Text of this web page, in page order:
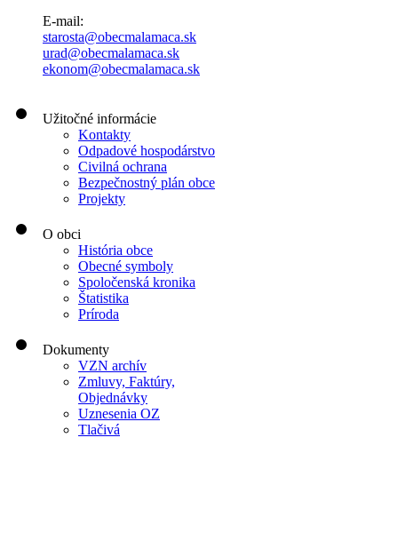
E-mail:
starosta@obecmalamaca.sk
urad@obecmalamaca.sk
ekonom@obecmalamaca.sk
Užitočné informácie
Kontakty
Odpadové hospodárstvo
Civilná ochrana
Bezpečnostný plán obce
Projekty
O obci
História obce
Obecné symboly
Spoločenská kronika
Štatistika
Príroda
Dokumenty
VZN archív
Zmluvy, Faktúry,
Objednávky
Uznesenia OZ
Tlačivá